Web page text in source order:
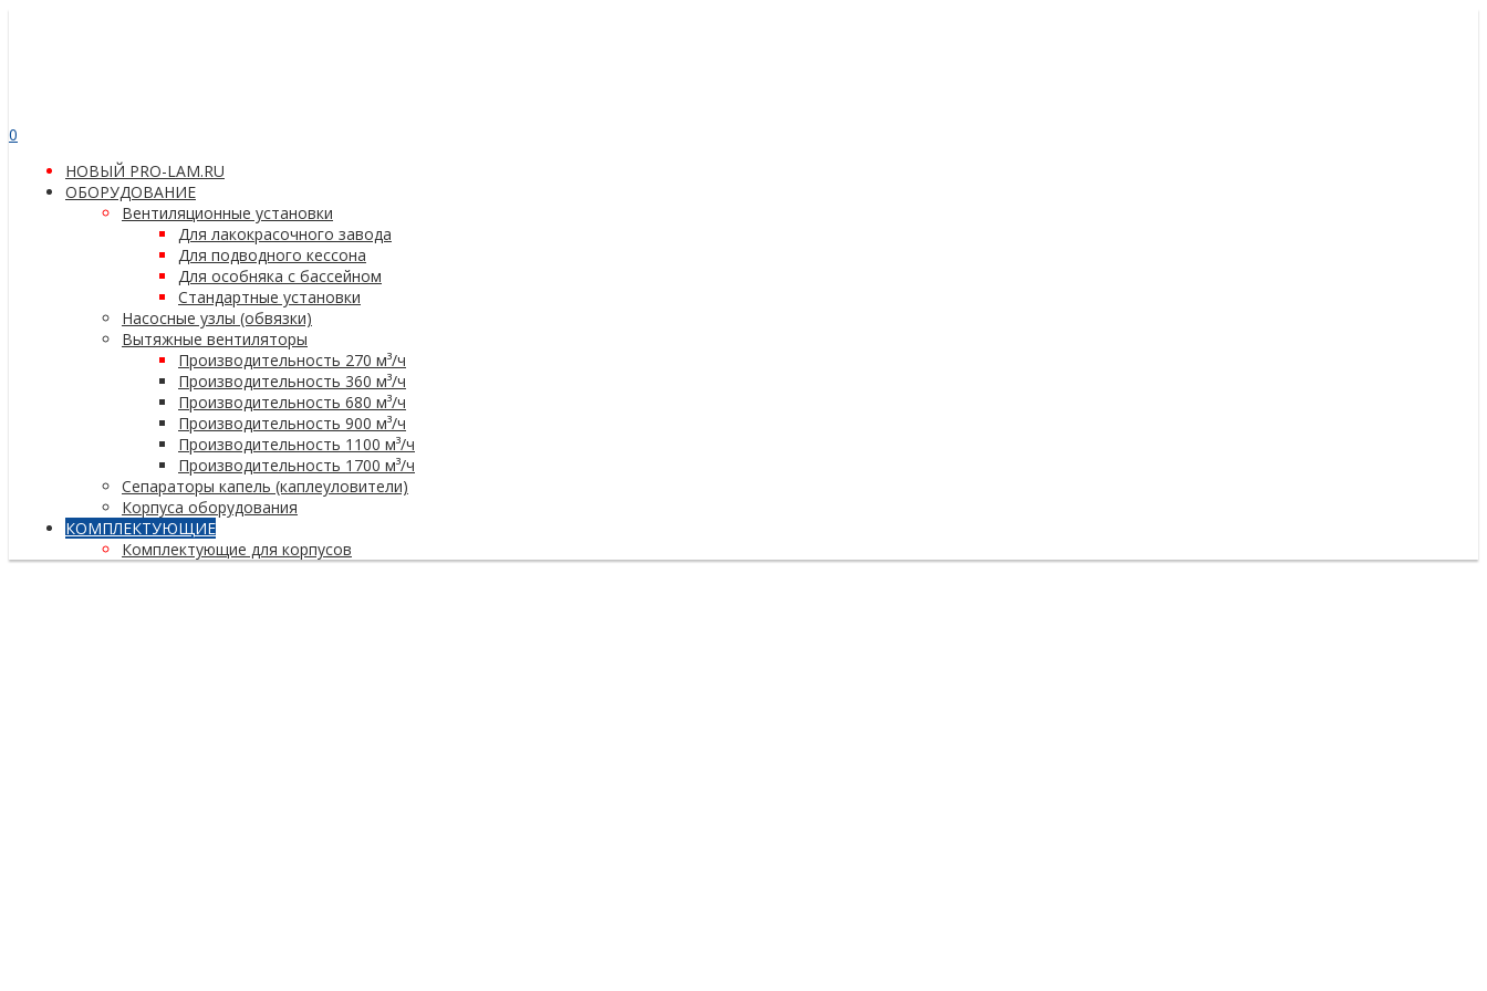
0
НОВЫЙ PRO-LAM.RU
ОБОРУДОВАНИЕ
Вентиляционные установки
Для лакокрасочного завода
Для подводного кессона
Для особняка с бассейном
Стандартные установки
Насосные узлы (обвязки)
Вытяжные вентиляторы
Производительность 270 м³/ч
Производительность 360 м³/ч
Производительность 680 м³/ч
Производительность 900 м³/ч
Производительность 1100 м³/ч
Производительность 1700 м³/ч
Сепараторы капель (каплеуловители)
Корпуса оборудования
КОМПЛЕКТУЮЩИЕ
Комплектующие для корпусов